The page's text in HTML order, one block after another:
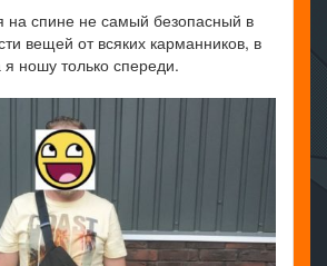
спине не самый безопасный в
вещей от всяких карманников, в
я ношу только спереди.